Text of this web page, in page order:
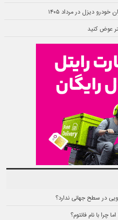
در سطح جهانی ندارد؟